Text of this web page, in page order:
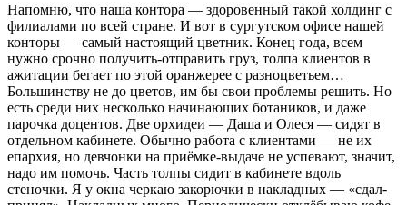
Напомню, что наша контора — здоровенный такой холдинг с
филиалами по всей стране. И вот в сургутском офисе нашей
конторы — самый настоящий цветник. Конец года, всем
нужно срочно получить-отправить груз, толпа клиентов в
ажитации бегает по этой оранжерее с разноцветьем…
Большинству не до цветов, им бы свои проблемы решить. Но
есть среди них несколько начинающих ботаников, и даже
парочка доцентов. Две орхидеи — Даша и Олеся — сидят в
отдельном кабинете. Обычно работа с клиентами — не их
епархия, но девчонки на приёмке-выдаче не успевают, значит,
надо им помочь. Часть толпы сидит в кабинете вдоль
стеночки. Я у окна черкаю закорючки в накладных — «сдал-